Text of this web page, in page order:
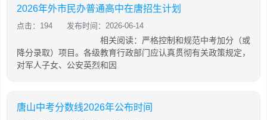
2026年外市民办普通高中在唐招生计划
点击：194 发布时间：2026-06-14
相关阅读：严格控制和规范中考加分（或
降分录取）项目。各级教育行政部门应认真贯彻有关政策规定，
对军人子女、公安英烈和因
唐山中考分数线2026年公布时间